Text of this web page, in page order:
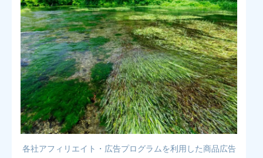
各社アフィリエイト・広告プログラムを利用した商品広告